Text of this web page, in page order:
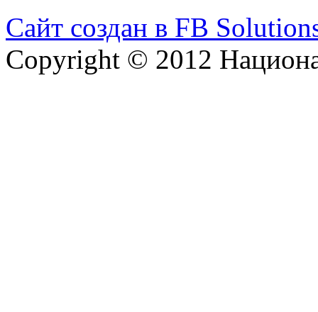
Сайт создан в FB
Copyright © 2012